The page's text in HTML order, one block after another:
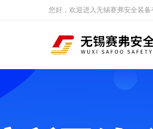
您好，欢迎进入无锡赛弗安全装备